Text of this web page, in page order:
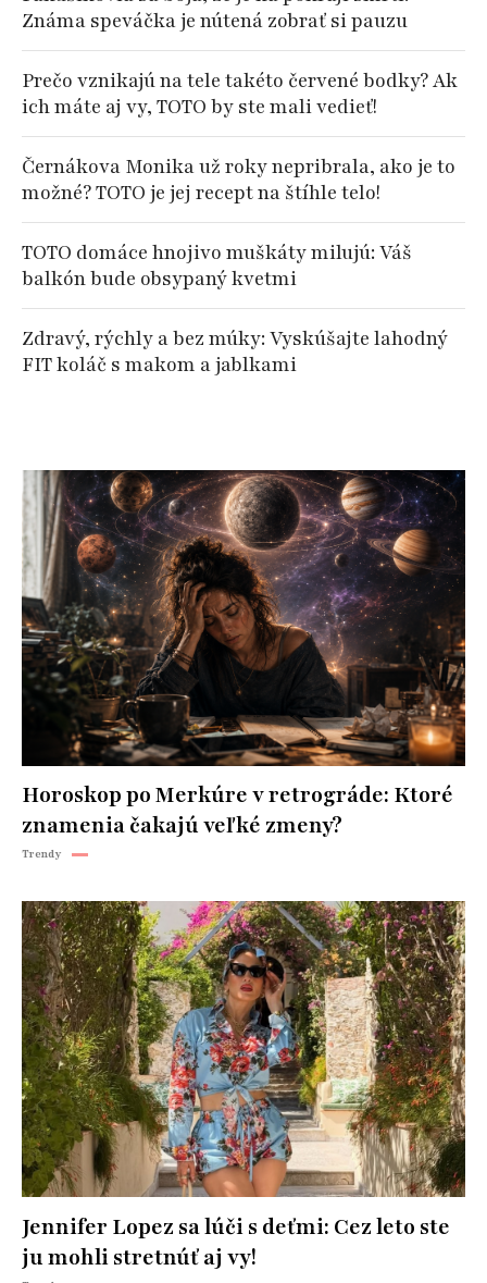
Známa speváčka je nútená zobrať si pauzu
Prečo vznikajú na tele takéto červené bodky? Ak
ich máte aj vy, TOTO by ste mali vedieť!
Černákova Monika už roky nepribrala, ako je to
možné? TOTO je jej recept na štíhle telo!
TOTO domáce hnojivo muškáty milujú: Váš
balkón bude obsypaný kvetmi
Zdravý, rýchly a bez múky: Vyskúšajte lahodný
FIT koláč s makom a jablkami
Horoskop po Merkúre v retrográde: Ktoré
znamenia čakajú veľké zmeny?
Trendy
Jennifer Lopez sa lúči s deťmi: Cez leto ste
ju mohli stretnúť aj vy!